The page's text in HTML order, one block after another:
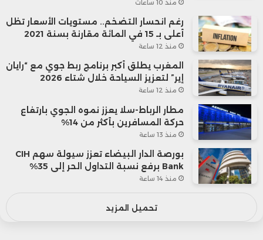
منذ 10 ساعات
رغم انحسار التضخم.. مستويات الأسعار تظل
أعلى بـ 15 في المائة مقارنة بسنة 2021
منذ 12 ساعة
المغرب يطلق أكبر برنامج ربط جوي مع “رايان
إير” لتعزيز السياحة خلال شتاء 2026
منذ 12 ساعة
مطار الرباط-سلا يعزز نموه الجوي بارتفاع
حركة المسافرين بأكثر من 14%
منذ 13 ساعة
بورصة الدار البيضاء تعزز سيولة سهم CIH
Bank برفع نسبة التداول الحر إلى 35%
منذ 14 ساعة
تحميل المزيد